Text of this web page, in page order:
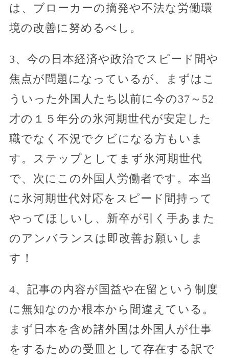
は、ブローカーの摘発や不法な労働環
境の改善に努めるべし。
3、今の日本経済や政治でスピード間や
焦点が問題になっているが、まずはこ
ういった外国人たち以前に今の37～52
才の１５年分の氷河期世代が安定した
職でなく不況でクビになる方もいま
す。ステップとしてまず氷河期世代
で、次にこの外国人労働者です。本当
に氷河期世代対応をスピード間持って
やってほしいし、新卒が引く手あまた
のアンバランスは即改善お願いしま
す！
4、記事の内容が国益や在留という制度
に無知なのか根本から間違えている。
まず日本を含め諸外国は外国人が仕事
をするための受皿として存在する訳で